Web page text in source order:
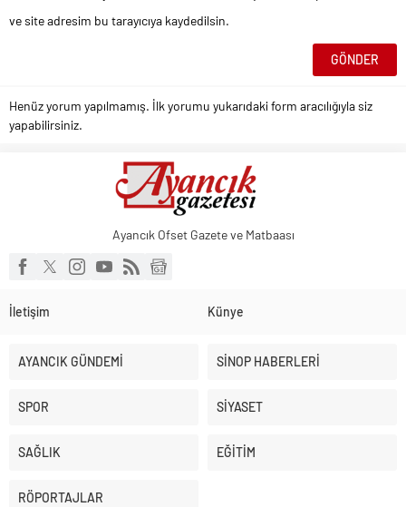
ve site adresim bu tarayıcıya kaydedilsin.
Henüz yorum yapılmamış. İlk yorumu yukarıdaki form aracılığıyla siz
yapabilirsiniz.
Ayancık Ofset Gazete ve Matbaası
İletişim Künye
AYANCIK GÜNDEMİ SİNOP HABERLERİ
SPOR SİYASET
SAĞLIK EĞİTİM
RÖPORTAJLAR